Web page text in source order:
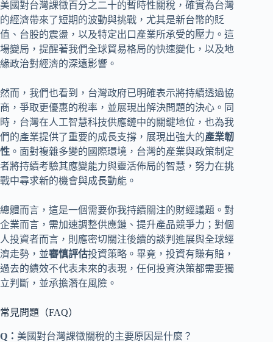
美國對台灣課徵百分之二十的暫時性關稅，確實為台灣
的經濟帶來了短期的波動與挑戰，尤其是新台幣的貶
值、台股的震盪，以及特定出口產業所承受的壓力。這
場變局，提醒著我們全球貿易格局的快速變化，以及地
緣政治對經濟的深遠影響。
然而，我們也看到，台灣政府已明確表示將持續透過協
商，爭取更優惠的稅率，並展現出解決問題的決心。同
時，台灣在人工智慧科技供應鏈中的關鍵地位，也為我
們的產業提供了重要的成長支撐，展現出強大的產業韌
性 。面對複雜多變的國際環境，台灣的產業與政策制定
者將持續考驗其應變能力與靈活佈局的智慧，努力在挑
戰中尋求新的機會與成長動能。
總體而言，這是一個需要你我持續關注的財經議題。對
企業而言，需加速調整供應鏈、提升產品競爭力；對個
人投資者而言，則應密切關注後續的談判進展與全球經
濟走勢，並審慎評估投資策略。畢竟，投資有賺有賠，
過去的績效不代表未來的表現，任何投資決策都需要獨
立判斷，並承擔潛在風險。
常見問題（FAQ）
Q： 美國對台灣課徵關稅的主要原因是什麼？